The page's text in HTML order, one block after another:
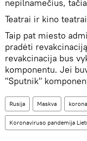
nepilnamečius,
Teatrai ir kino
Taip pat miesto
pradėti
revakcinacija bus
komponentu. Jei
"Sputnik"
Rusija Maskva
Koronaviruso pandemija